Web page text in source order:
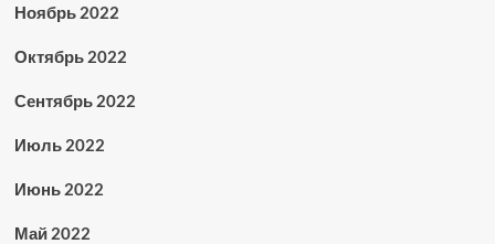
Ноябрь 2022
Октябрь 2022
Сентябрь 2022
Июль 2022
Июнь 2022
Май 2022